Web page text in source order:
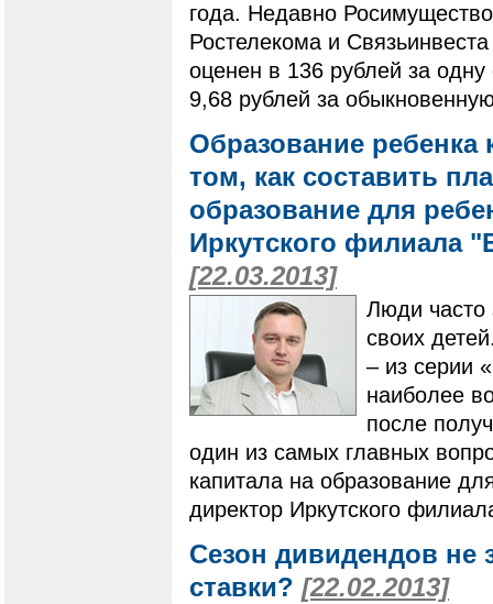
года. Недавно
Ростелекома и
оценен в 136 рублей за
9,68 рублей за
Образование ребенка
том, как составить
образование для
Иркутского филиала
[22.03.2013]
Люди часто
своих
– из серии
наиболее
после
один из самых главных
капитала на образование
директор Иркутского
Сезон дивидендов не
ставки? [22.02.2013]